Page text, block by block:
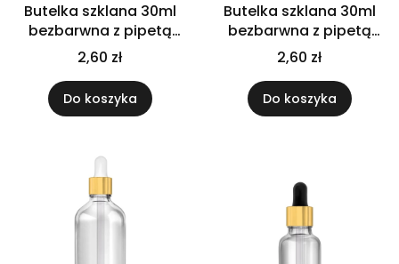
Butelka szklana 30ml
bezbarwna z pipetą
gwarancyjną
2,60 zł
Do koszyka
Butelka szklana 30ml
bezbarwna z pipetą
srebrną
2,60 zł
Do koszyka